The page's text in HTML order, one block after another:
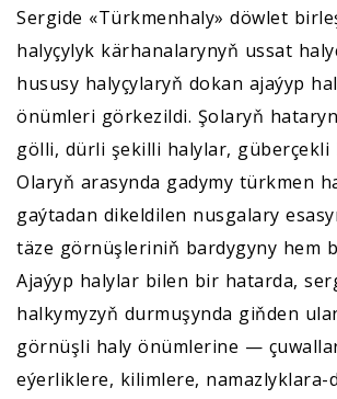
Sergide «Türkmenhaly» döwlet
halyçylyk kärhanalarynyň ussat
hususy halyçylaryň dokan ajaýyp
önümleri görkezildi. Şolaryň
gölli, dürli şekilli halylar, güberçekli
Olaryň arasynda gadymy türkmen
gaýtadan dikeldilen nusgalary
täze görnüşleriniň bardygyny hem
Ajaýyp halylar bilen bir hatarda,
halkymyzyň durmuşynda giňden
görnüşli haly önümlerine —
eýerliklere, kilimlere, namazlyklara-